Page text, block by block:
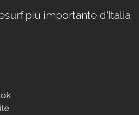
più importante d'Italia